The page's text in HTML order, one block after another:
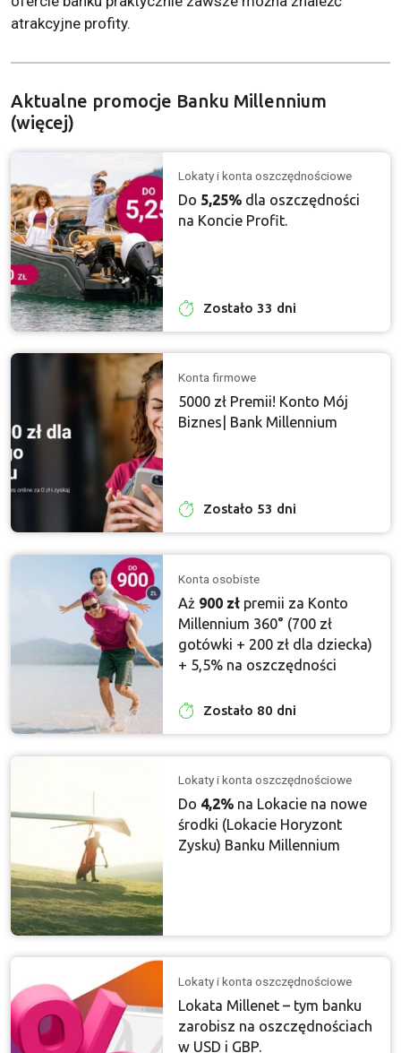
atrakcyjne profity.
Aktualne promocje Banku Millennium
(więcej)
Lokaty i konta oszczędnościowe
Do 5,25% dla oszczędności
na Koncie Profit.
Zostało 33 dni
Konta firmowe
5000 zł Premii! Konto Mój
Biznes| Bank Millennium
Zostało 53 dni
Konta osobiste
Aż 900 zł premii za Konto
Millennium 360° (700 zł
gotówki + 200 zł dla dziecka)
+ 5,5% na oszczędności
Zostało 80 dni
Lokaty i konta oszczędnościowe
Do 4,2% na Lokacie na nowe
środki (Lokacie Horyzont
Zysku) Banku Millennium
Lokaty i konta oszczędnościowe
Lokata Millenet – tym banku
zarobisz na oszczędnościach
w USD i GBP.